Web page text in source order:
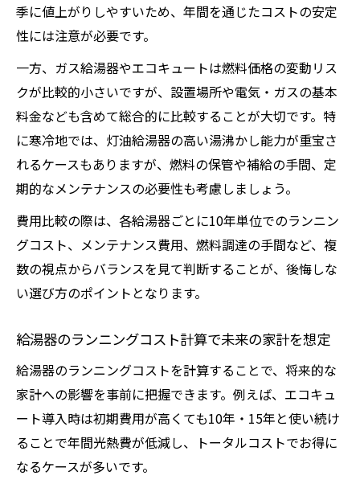
季に値上がりしやすいため、年間を通じたコストの安定
性には注意が必要です。
一方、ガス給湯器やエコキュートは燃料価格の変動リス
クが比較的小さいですが、設置場所や電気・ガスの基本
料金なども含めて総合的に比較することが大切です。特
に寒冷地では、灯油給湯器の高い湯沸かし能力が重宝さ
れるケースもありますが、燃料の保管や補給の手間、定
期的なメンテナンスの必要性も考慮しましょう。
費用比較の際は、各給湯器ごとに10年単位でのランニン
グコスト、メンテナンス費用、燃料調達の手間など、複
数の視点からバランスを見て判断することが、後悔しな
い選び方のポイントとなります。
給湯器のランニングコスト計算で未来の家計を想定
給湯器のランニングコストを計算することで、将来的な
家計への影響を事前に把握できます。例えば、エコキュ
ート導入時は初期費用が高くても10年・15年と使い続け
ることで年間光熱費が低減し、トータルコストでお得に
なるケースが多いです。